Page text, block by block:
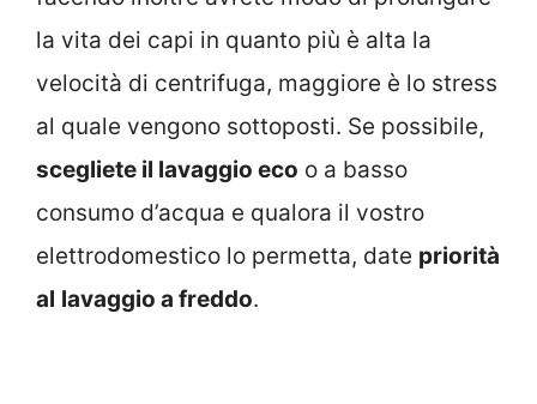
la vita dei capi in quanto più è alta la
velocità di centrifuga, maggiore è lo stress
al quale vengono sottoposti. Se possibile,
scegliete il lavaggio eco o a basso
consumo d’acqua e qualora il vostro
elettrodomestico lo permetta, date priorità
al lavaggio a freddo.